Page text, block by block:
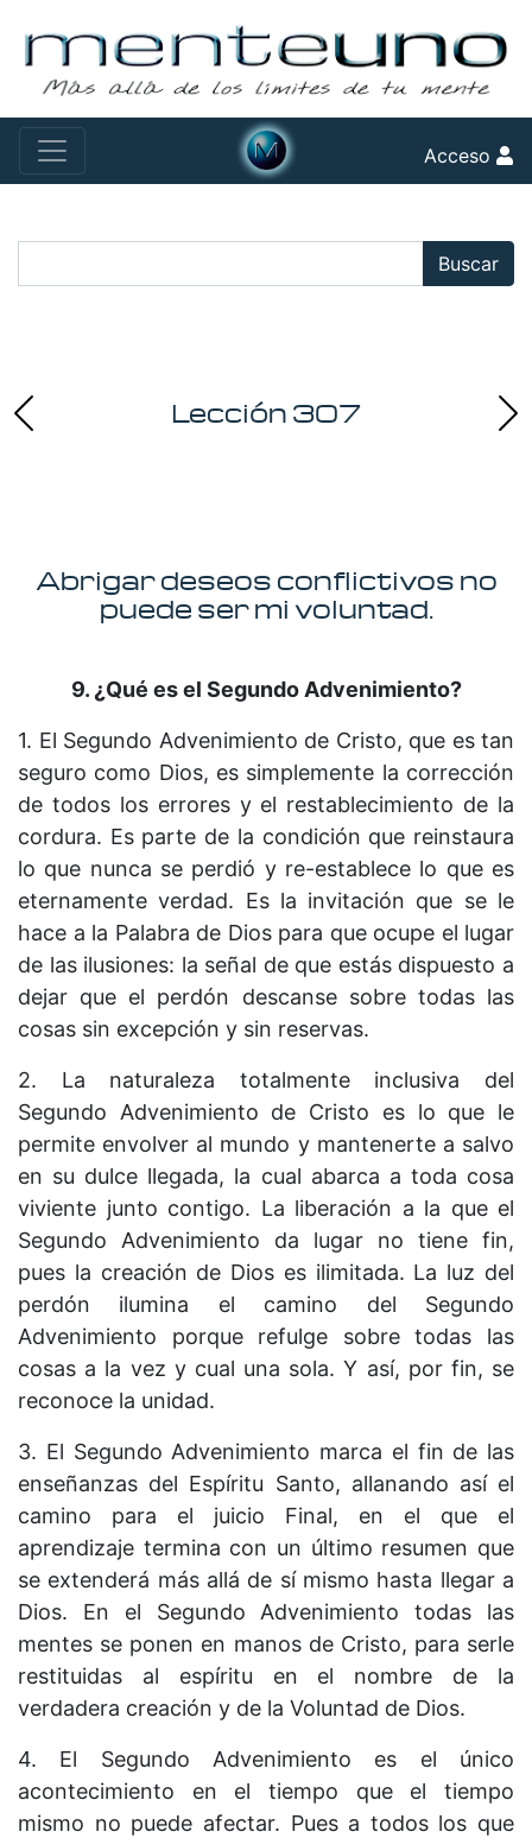
Acceso
Buscar
Lección 307
Abrigar deseos conflictivos no
puede ser mi voluntad.
9. ¿Qué es el Segundo Advenimiento?
1. El Segundo Advenimiento de Cristo, que es tan
seguro como Dios, es simplemente la corrección
de todos los errores y el restablecimiento de la
cordura. Es parte de la condición que reinstaura
lo que nunca se perdió y re-establece lo que es
eternamente verdad. Es la invitación que se le
hace a la Palabra de Dios para que ocupe el lugar
de las ilusiones: la señal de que estás dispuesto a
dejar que el perdón descanse sobre todas las
cosas sin excepción y sin reservas.
2. La naturaleza totalmente inclusiva del
Segundo Advenimiento de Cristo es lo que le
permite envolver al mundo y mantenerte a salvo
en su dulce llegada, la cual abarca a toda cosa
viviente junto contigo. La liberación a la que el
Segundo Advenimiento da lugar no tiene fin,
pues la creación de Dios es ilimitada. La luz del
perdón ilumina el camino del Segundo
Advenimiento porque refulge sobre todas las
cosas a la vez y cual una sola. Y así, por fin, se
reconoce la unidad.
3. El Segundo Advenimiento marca el fin de las
enseñanzas del Espíritu Santo, allanando así el
camino para el juicio Final, en el que el
aprendizaje termina con un último resumen que
se extenderá más allá de sí mismo hasta llegar a
Dios. En el Segundo Advenimiento todas las
mentes se ponen en manos de Cristo, para serle
restituidas al espíritu en el nombre de la
verdadera creación y de la Voluntad de Dios.
4. El Segundo Advenimiento es el único
acontecimiento en el tiempo que el tiempo
mismo no puede afectar. Pues a todos los que